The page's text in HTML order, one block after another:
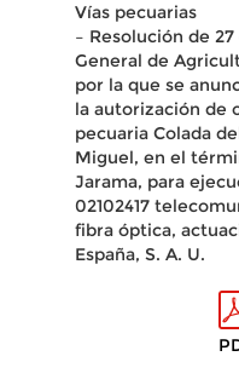
Vías pecuarias
– Resolución de
General de
por la que se
la autorización de
pecuaria Colada
Miguel, en el
Jarama, para
02102417
fibra óptica,
España, S. A. U.